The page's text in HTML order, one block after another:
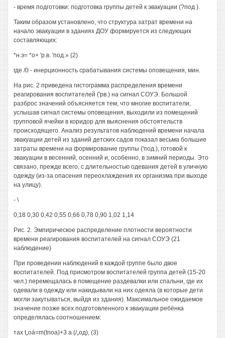
- время подготовки: подготовка группы детей к эвакуации (?под ).
Таким образом установлено, что структура затрат времени на
начало эвакуации в зданиях ДОУ формируется из следующих
составляющих:
*н.э= *о+ 'р.в. 'под.» (2)
где /0 - инерционность срабатывания системы оповещения, мин.
На рис. 2 приведена гистограмма распределения времени
реагирования воспитателей ('рв.) на сигнал СОУЭ. Большой
разброс значений объясняется тем, что многие воспитатели,
услышав сигнал системы оповещения, выходили из помещений
групповой ячейки в коридор для выяснения обстоятельств
происходящего. Анализ результатов наблюдений времени начала
эвакуации детей из зданий детских садов показал весьма большие
затраты времени на формирование группы ('под.), готовой к
эвакуации в весенний, осенний и, особенно, в зимний периоды. Это
связано, прежде всего, с длительностью одевания детей в уличную
одежду (из-за опасения переохлаждения их организма при выходе
на улицу).
- \
0,18 0,30 0,42 0,55 0,66 0,78 0,90 1,02 1,14
Рис. 2. Эмпирическое распределение плотности вероятности
времени реагирования воспитателей на сигнал СОУЭ (21
наблюдение)
При проведении наблюдений в каждой группе было двое
воспитателей. Под присмотром воспитателей группа детей (15-20
чел.) перемещалась в помещение раздевалки или спальни, где их
одевали в одежду или накидывали на них одеяла (в которые дети
могли закутываться, выйдя из здания). Максимальное ожидаемое
значение позже всех подготовленного к эвакуации ребёнка
определялась соотношением:
тах t„oá=m(tnoa)+3 а (/„од), (3)